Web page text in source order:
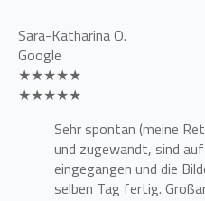
Sara-Katharina O.
Google
★★★★★
★★★★★
Sehr spontan (meine
und zugewandt, sind
eingegangen und die
selben Tag fertig.